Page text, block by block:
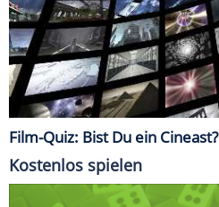
Film-Quiz: Bist Du ein Cineast?
Kostenlos spielen